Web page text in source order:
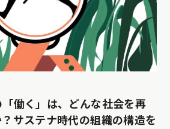
「働く」は、どんな社会を再
サステナ時代の組織の構造を